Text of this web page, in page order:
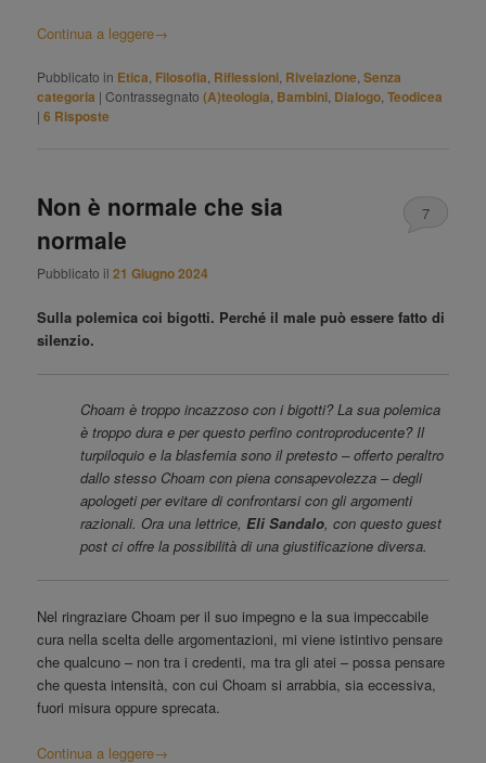
Continua a leggere→
Pubblicato in Etica Filosofia Riflessioni Rivelazione ,Senza
categoria |Contrassegnato (A)teologia Bambini Dialogo ,Teodicea
|6 Risposte
Non è normale che sia
normale
Pubblicato il21 Giugno 2024
7
Sulla polemica coi bigotti. Perché il male può essere fatto di
silenzio.
Choam è troppo incazzoso con i bigotti? La sua polemica
è troppo dura e per questo perfino controproducente? Il
turpiloquio e la blasfemia sono il pretesto – offerto peraltro
dallo stesso Choam con piena consapevolezza – degli
apologeti per evitare di confrontarsi con gli argomenti
razionali. Ora una lettrice,Eli Sandalo, con questo guest
post ci offre la possibilità di una giustificazione diversa.
Nel ringraziare Choam per il suo impegno e la sua impeccabile
cura nella scelta delle argomentazioni, mi viene istintivo pensare
che qualcuno – non tra i credenti, ma tra gli atei – possa pensare
che questa intensità, con cui Choam si arrabbia, sia eccessiva,
fuori misura oppure sprecata.
Continua a leggere→